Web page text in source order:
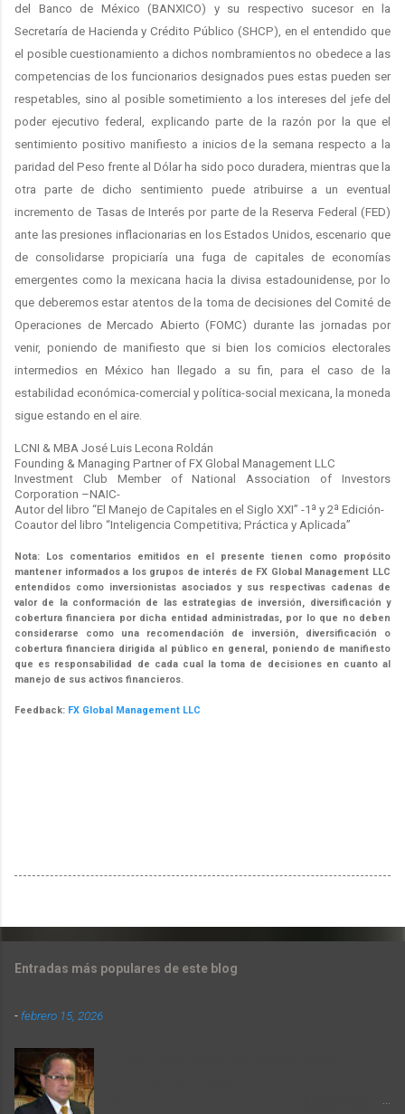
del Banco de México (BANXICO) y su respectivo sucesor en la
Secretaría de Hacienda y Crédito Público (SHCP), en el entendido que
el posible cuestionamiento a dichos nombramientos no obedece a las
competencias de los funcionarios designados pues estas pueden ser
respetables, sino al posible sometimiento a los intereses del jefe del
poder ejecutivo federal, explicando parte de la razón por la que el
sentimiento positivo manifiesto a inicios de la semana respecto a la
paridad del Peso frente al Dólar ha sido poco duradera, mientras que la
otra parte de dicho sentimiento puede atribuirse a un eventual
incremento de Tasas de Interés por parte de la Reserva Federal (FED)
ante las presiones inflacionarias en los Estados Unidos, escenario que
de consolidarse propiciaría una fuga de capitales de economías
emergentes como la mexicana hacia la divisa estadounidense, por lo
que deberemos estar atentos de la toma de decisiones del Comité de
Operaciones de Mercado Abierto (​FOMC) durante las jornadas por
venir, poniendo de manifiesto que si bien los comicios electorales
intermedios en México han llegado a su fin, para el caso de la
estabilidad económica-comercial y política-social mexicana, la moneda
sigue estando en el aire.
LCNI & MBA José Luis Lecona Roldán
Founding & Managing Partner of FX Global Management LLC
Investment Club Member of National Association of Investors
Corporation –NAIC-
Autor del libro “El Manejo de Capitales en el Siglo XXI” -1ª y 2ª Edición-
Coautor del libro “Inteligencia Competitiva; Práctica y Aplicada”
Nota: Los comentarios emitidos en el presente tienen como propósito
mantener informados a los grupos de interés de FX Global Management LLC
entendidos como inversionistas asociados y sus respectivas cadenas de
valor de la conformación de las estrategias de inversión, diversificación y
cobertura financiera por dicha entidad administradas, por lo que no deben
considerarse como una recomendación de inversión, diversificación o
cobertura financiera dirigida al público en general, poniendo de manifiesto
que es responsabilidad de cada cual la toma de decisiones en cuanto al
manejo de sus activos financieros.
Feedback: FX Global Management LLC
Entradas más populares de este blog
- febrero 15, 2026